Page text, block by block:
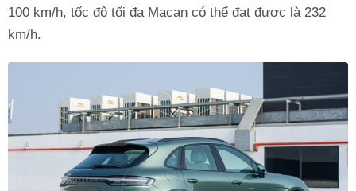
100 km/h, tốc độ tối đa Macan có thể đạt được là 232
km/h.